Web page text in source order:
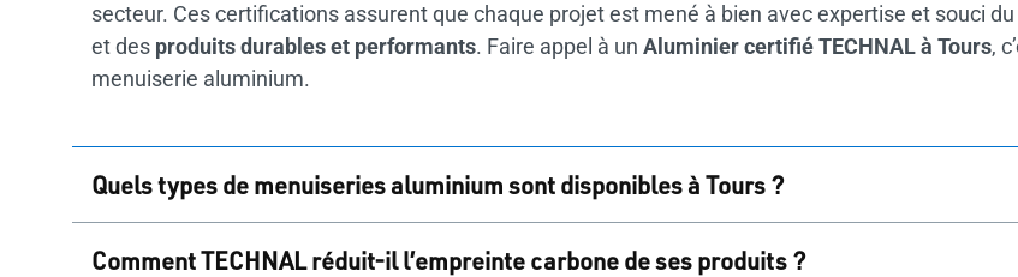
secteur. Ces certifications assurent que chaque projet est mené à bien avec expertise et souci
et des produits durables et performants. Faire appel à un Aluminier certifié TECHNAL à Tours,
menuiserie aluminium.
Quels types de menuiseries aluminium sont disponibles à Tours ?
vérandas,pergolas, volets,brise-soleil,portails, clôtures etgarde-corps. Elles sont toutes
Comment TECHNAL réduit-il l’empreinte carbone de ses produits ?